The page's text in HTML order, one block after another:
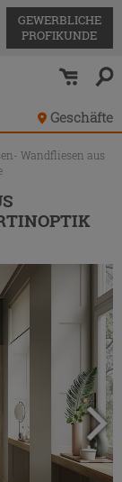
GEWERBLICHE
PROFIKUNDE
Geschäfte
Wandfliesen aus